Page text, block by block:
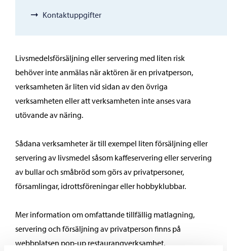
Kontaktuppgifter
Livsmedelsförsäljning eller servering med liten risk
behöver inte anmälas när aktören är en privatperson,
verksamheten är liten vid sidan av den övriga
verksamheten eller att verksamheten inte anses vara
utövande av näring.
Sådana verksamheter är till exempel liten försäljning eller
servering av livsmedel såsom kaffeservering eller servering
av bullar och småbröd som görs av privatpersoner,
församlingar, idrottsföreningar eller hobbyklubbar.
Mer information om omfattande tillfällig matlagning,
servering och försäljning av privatperson finns på
webbplatsen pop-up restaurangverksamhet.